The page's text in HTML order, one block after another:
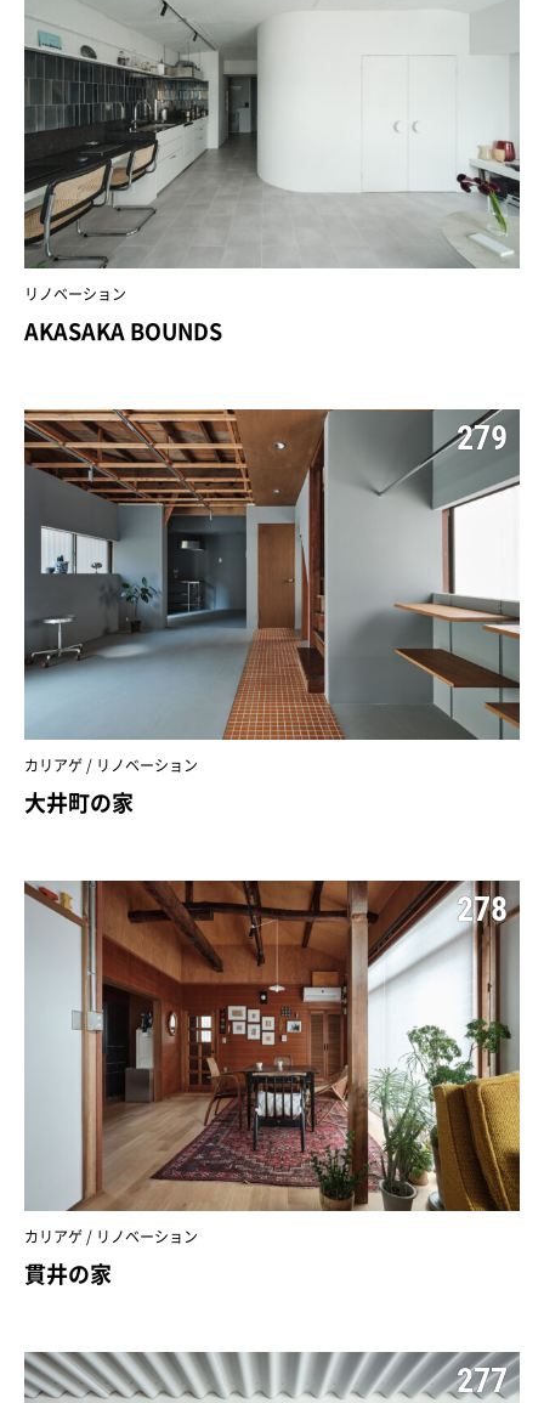
リノベーション
AKASAKA BOUNDS
279
カリアゲ / リノベーション
大井町の家
278
カリアゲ / リノベーション
貫井の家
277